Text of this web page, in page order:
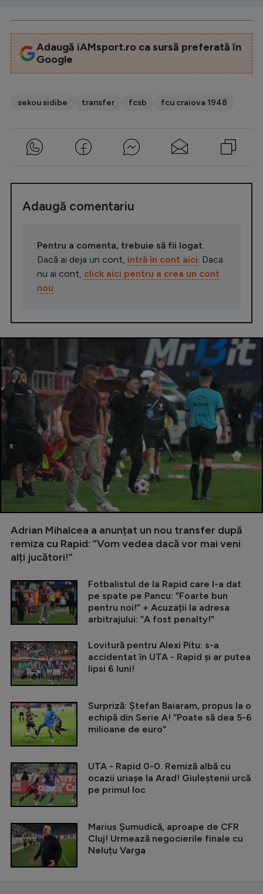
Adaugă iAMsport.ro ca sursă preferată în
Google
sekou sidibe transfer fcsb fcu craiova 1948
Adaugă comentariu
Pentru a comenta, trebuie să fii logat.
Dacă ai deja un cont, intră în cont aici. Daca
nu ai cont, click aici pentru a crea un cont
nou.
Adrian Mihalcea a anunțat un nou transfer după
remiza cu Rapid: ”Vom vedea dacă vor mai veni
alți jucători!”
Fotbalistul de la Rapid care l-a dat
pe spate pe Pancu: ”Foarte bun
pentru noi!” + Acuzații la adresa
arbitrajului: ”A fost penalty!”
Lovitură pentru Alexi Pitu: s-a
accidentat în UTA - Rapid și ar putea
lipsi 6 luni!
Surpriză: Ștefan Baiaram, propus la o
echipă din Serie A! ”Poate să dea 5-6
milioane de euro”
UTA - Rapid 0-0. Remiză albă cu
ocazii uriașe la Arad! Giuleștenii urcă
pe primul loc
Marius Șumudică, aproape de CFR
Cluj! Urmează negocierile finale cu
Neluțu Varga